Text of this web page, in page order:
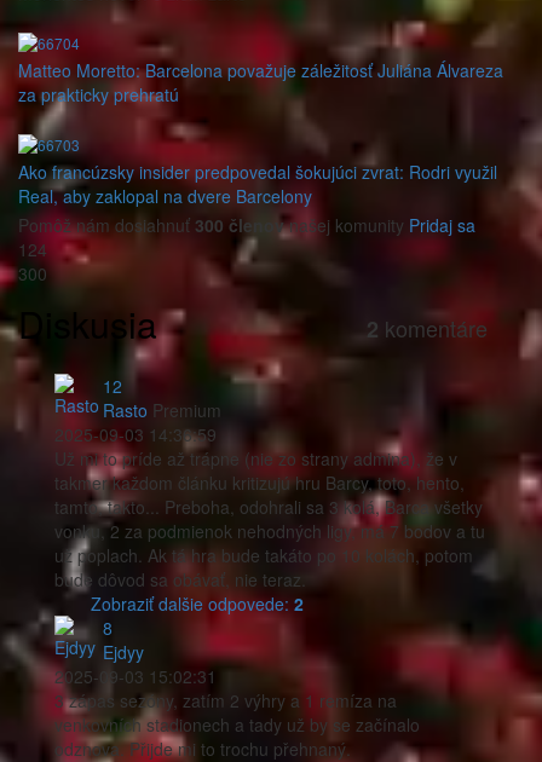
Matteo Moretto: Barcelona považuje záležitosť Juliána Álvareza
za prakticky prehratú
Ako francúzsky insider predpovedal šokujúci zvrat: Rodri využil
Real, aby zaklopal na dvere Barcelony
Pomôž nám dosiahnuť 300 členovnašej komunity Pridaj sa
124
300
Diskusia 2 komentáre
12
Rasto Premium
2025-09-03 14:36:59
Už mi to príde až trápne (nie zo strany admina), že v
takmer každom článku kritizujú hru Barcy, toto, hento,
tamto, takto... Preboha, odohrali sa 3 kolá, Barca všetky
vonku, 2 za podmienok nehodných ligy, má 7 bodov a tu
už poplach. Ak tá hra bude takáto po 10 kolách, potom
bude dôvod sa obávať, nie teraz.
Zobraziť dalšie odpovede: 2
8
Ejdyy
2025-09-03 15:02:31
3 zápas sezóny, zatím 2 výhry a 1 remíza na
venkovních stadionech a tady už by se začínalo
odznova. Přijde mi to trochu přehnaný.